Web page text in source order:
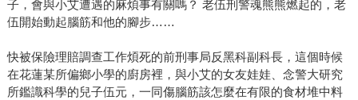
子，會與小艾遭遇的麻煩事有關嗎？ 老伍刑警魂熊熊燃起的，老
伍開始動起腦筋和他的腳步……
快被保險理賠調查工作煩死的前刑事局反黑科副科長，這個時候
在花蓮某所偏鄉小學的廚房裡，與小艾的女友娃娃、念警大研究
所鑑識科學的兒子伍元，一同傷腦筋該怎麼在有限的食材堆中料